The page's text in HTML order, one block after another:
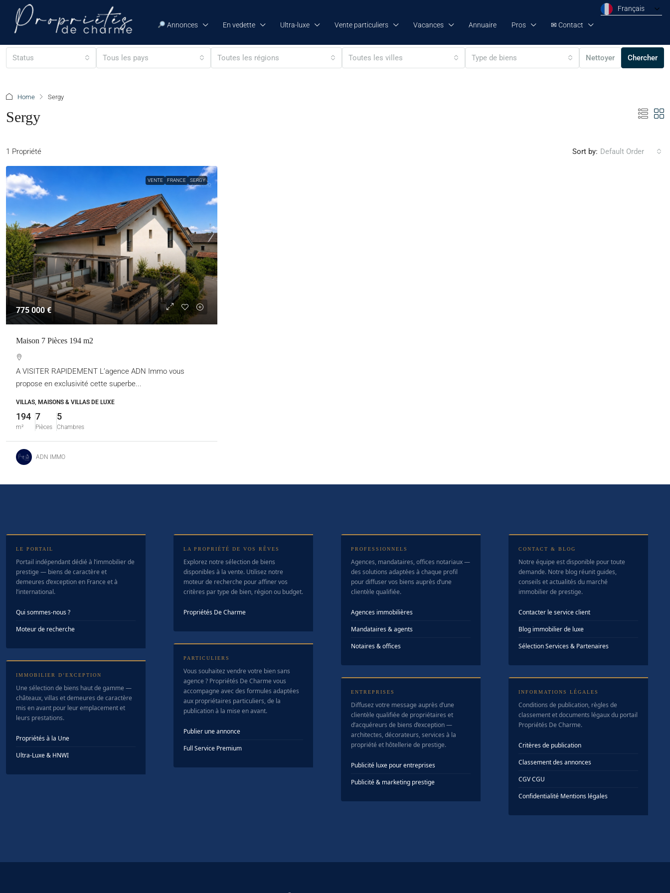
Annonces En vedette Ultra-luxe Vente particuliers Vacances Annuaire Pros ✉ Contact
Français
Status Tous les pays Toutes les régions Toutes les villes Type de biens Nettoyer Chercher
Home Sergy
Sergy
1 Propriété Sort by: Default Order
VENTE FRANCE SERGY
775 000 €
Maison 7 Pièces 194 m2
A VISITER RAPIDEMENT L’agence ADN Immo vous
propose en exclusivité cette superbe...
VILLAS, MAISONS & VILLAS DE LUXE
194
m²
7
Pièces
5
Chambres
ADN IMMO
LE PORTAIL
Portail indépendant dédié à l’immobilier de
prestige — biens de caractère et
demeures d’exception en France et à
l’international.
Qui sommes-nous ?
Moteur de recherche
IMMOBILIER D’EXCEPTION
Une sélection de biens haut de gamme —
châteaux, villas et demeures de caractère
mis en avant pour leur emplacement et
leurs prestations.
Propriétés à la Une
Ultra-Luxe & HNWI
LA PROPRIÉTÉ DE VOS RÊVES
Explorez notre sélection de biens
disponibles à la vente. Utilisez notre
moteur de recherche pour affiner vos
critères par type de bien, région ou budget.
Propriétés De Charme
PARTICULIERS
Vous souhaitez vendre votre bien sans
agence ? Propriétés De Charme vous
accompagne avec des formules adaptées
aux propriétaires particuliers, de la
publication à la mise en avant.
Publier une annonce
Full Service Premium
PROFESSIONNELS
Agences, mandataires, offices notariaux —
des solutions adaptées à chaque profil
pour diffuser vos biens auprès d’une
clientèle qualifiée.
Agences immobilières
Mandataires & agents
Notaires & offices
ENTREPRISES
Diffusez votre message auprès d’une
clientèle qualifiée de propriétaires et
d’acquéreurs de biens d’exception —
architectes, décorateurs, services à la
propriété et hôtellerie de prestige.
Publicité luxe pour entreprises
Publicité & marketing prestige
CONTACT & BLOG
Notre équipe est disponible pour toute
demande. Notre blog réunit guides,
conseils et actualités du marché
immobilier de prestige.
Contacter le service client
Blog immobilier de luxe
Sélection Services & Partenaires
INFORMATIONS LÉGALES
Conditions de publication, règles de
classement et documents légaux du portail
Propriétés De Charme.
Critères de publication
Classement des annonces
CGV·CGU
Confidentialité·Mentions légales